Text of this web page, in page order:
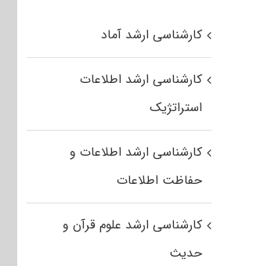
کارشناسی ارشد آماد
کارشناسی ارشد اطلاعات
استراتژیک
کارشناسی ارشد اطلاعات و
حفاظت اطلاعات
کارشناسی ارشد علوم قرآن و
حدیث